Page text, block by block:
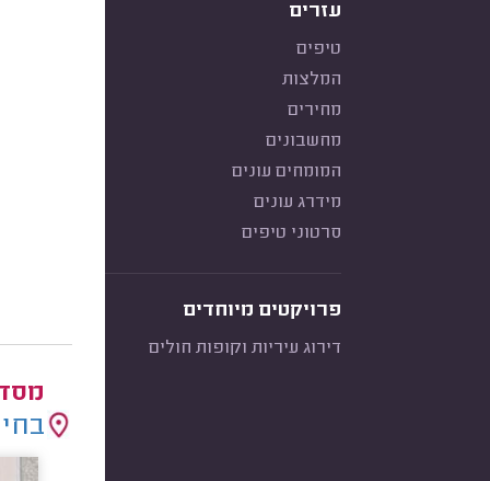
עזרים
טיפים
המלצות
מחירים
מחשבונים
המומחים עונים
מידרג עונים
סרטוני טיפים
פרויקטים מיוחדים
דירוג עיריות וקופות חולים